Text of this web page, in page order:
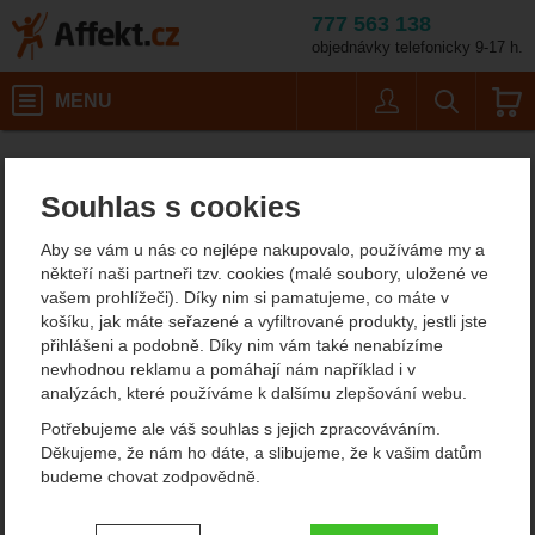
Souhlas s cookies
Aby se vám u nás co nejlépe nakupovalo, používáme my a
někteří naši partneři tzv. cookies (malé soubory, uložené ve
vašem prohlížeči). Díky nim si pamatujeme, co máte v
košíku, jak máte seřazené a vyfiltrované produkty, jestli jste
přihlášeni a podobně. Díky nim vám také nenabízíme
nevhodnou reklamu a pomáhají nám například i v
analýzách, které používáme k dalšímu zlepšování webu.
Potřebujeme ale váš souhlas s jejich zpracováváním.
Děkujeme, že nám ho dáte, a slibujeme, že k vašim datům
budeme chovat zodpovědně.
Nastavení souhlasů s kategoriemi
777 563 138
objednávky telefonicky 9-17 h.
MENU
Barva: černá
Toko Repair Candle 6 mm
Fotografie